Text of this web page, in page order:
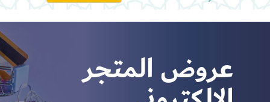
عروض المتجر